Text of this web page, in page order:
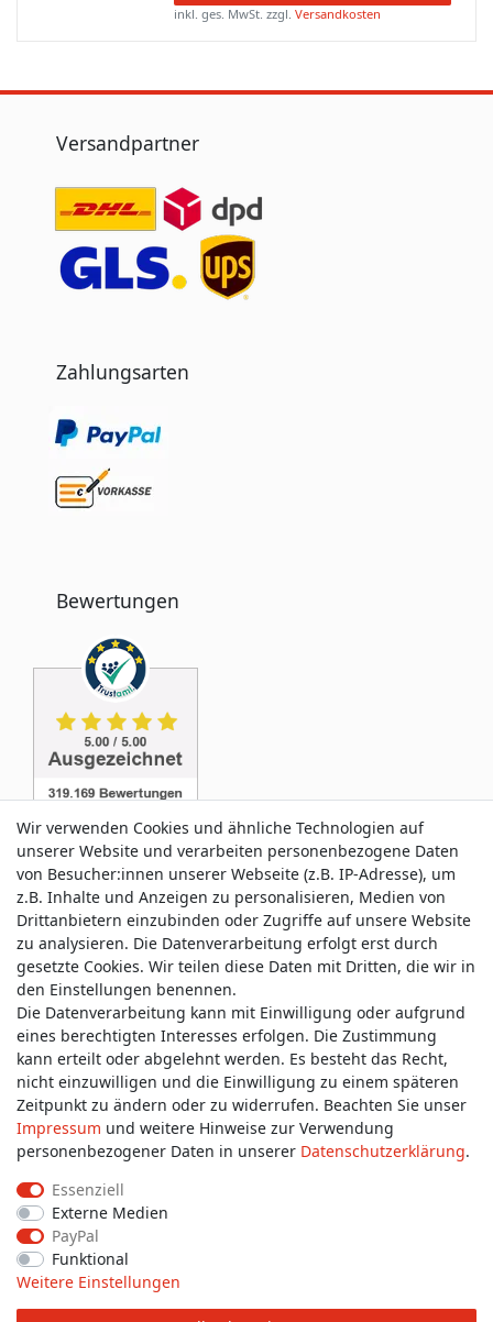
inkl. ges. MwSt. zzgl.Versandkosten
Versandpartner
Zahlungsarten
Bewertungen
Service & Kontakt
Wünschen Sie einen Rückruf?
service@allmyclothes.de
Schreiben Sie uns:
service@allmyclothes.de
Impressum
Widerrufs­recht
Wir verwenden Cookies und ähnliche Technologien auf
unserer Website und verarbeiten personenbezogene Daten
von Besucher:innen unserer Webseite (z.B. IP-Adresse), um
z.B. Inhalte und Anzeigen zu personalisieren, Medien von
Drittanbietern einzubinden oder Zugriffe auf unsere Website
zu analysieren. Die Datenverarbeitung erfolgt erst durch
gesetzte Cookies. Wir teilen diese Daten mit Dritten, die wir in
den Einstellungen benennen.
Die Datenverarbeitung kann mit Einwilligung oder aufgrund
eines berechtigten Interesses erfolgen. Die Zustimmung
kann erteilt oder abgelehnt werden. Es besteht das Recht,
nicht einzuwilligen und die Einwilligung zu einem späteren
Zeitpunkt zu ändern oder zu widerrufen. Beachten Sie unser
Impressum und weitere Hinweise zur Verwendung
personenbezogener Daten in unserer Daten­schutz­erklärung.
Essenziell
Externe Medien
PayPal
Funktional
Weitere Einstellungen